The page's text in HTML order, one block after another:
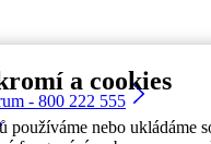
a cookies
používáme nebo ukládáme
- 800 222 555